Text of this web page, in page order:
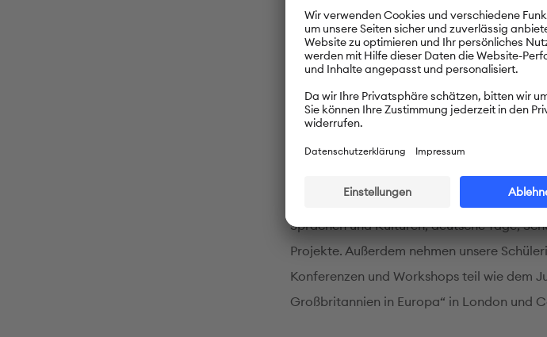
Unsere Deutschlernenden nehmen jedes
Sprachwettbewerben und der
gezielt darauf vorbereitet.
PASCH-Aktivitäten und
Besonderer Wert wird in unserer Schule
Fördermaßnahmen für die
Russisch gelegt: So organisieren wir
Sprachen und Kulturen, deutsche Tage,
Projekte. Außerdem nehmen unsere
Konferenzen und Workshops teil wie dem
Großbritannien in Europa“ in London und